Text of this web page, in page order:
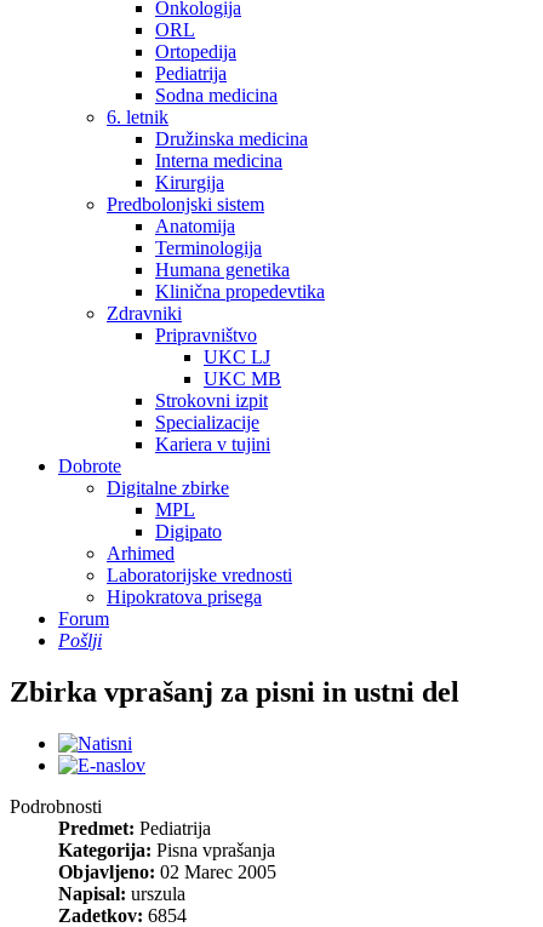
Onkologija
ORL
Ortopedija
Pediatrija
Sodna medicina
6. letnik
Družinska medicina
Interna medicina
Kirurgija
Predbolonjski sistem
Anatomija
Terminologija
Humana genetika
Klinična propedevtika
Zdravniki
Pripravništvo
UKC LJ
UKC MB
Strokovni izpit
Specializacije
Kariera v tujini
Dobrote
Digitalne zbirke
MPL
Digipato
Arhimed
Laboratorijske vrednosti
Hipokratova prisega
Forum
Pošlji
Zbirka vprašanj za pisni in ustni del
Podrobnosti
Predmet: Pediatrija
Kategorija: Pisna vprašanja
Objavljeno: 02 Marec 2005
Napisal: urszula
Zadetkov: 6854